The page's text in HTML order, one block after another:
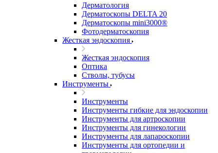
Дерматология
Дерматоскопы DELTA 20
Дерматоскопы mini3000®
Фотодерматоскопия
Жесткая эндоскопия
Жесткая эндоскопия
Оптика
Стволы, тубусы
Инструменты
Инструменты
Инструменты гибкие для эндоскопии
Инструменты для артроскопии
Инструменты для гинекологии
Инструменты для лапароскопии
Инструменты для ортопедии и